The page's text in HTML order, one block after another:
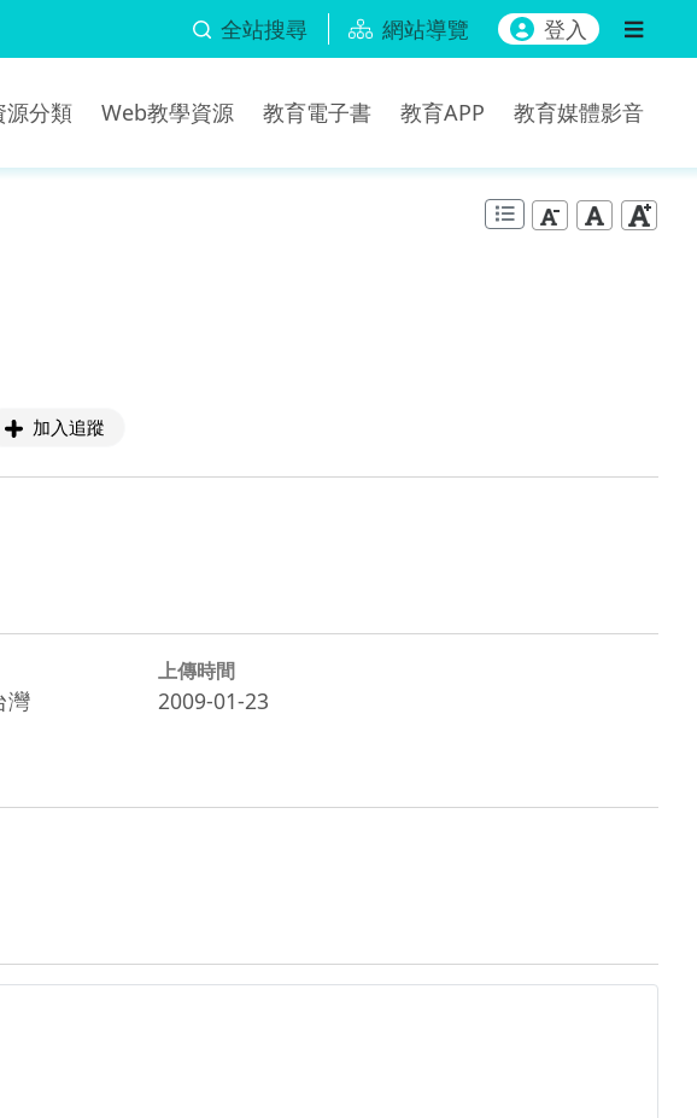
全站搜尋 網站導覽 登入
源分類 Web教學資源 教育電子書 教育APP 教育媒體影音
加入追蹤
灣
上傳時間
2009-01-23